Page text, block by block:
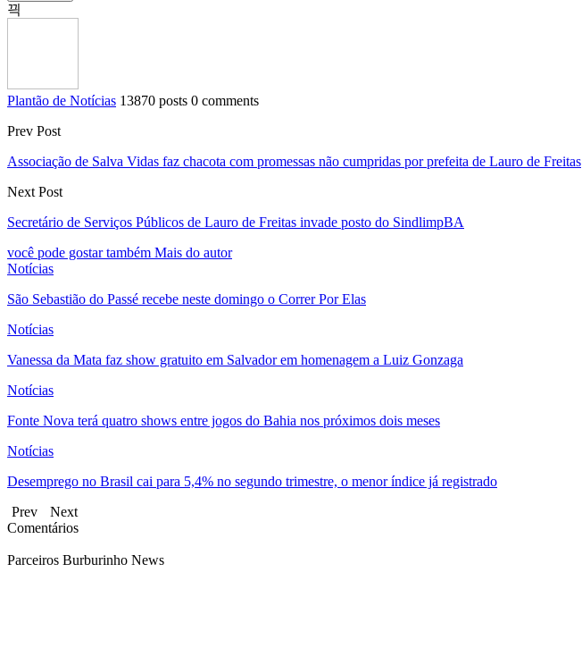
Plantão de Notícias 13870 posts 0 comments
Prev Post
Associação de Salva Vidas faz chacota com promessas não cumpridas por prefeita de Lauro de Freitas
Next Post
Secretário de Serviços Públicos de Lauro de Freitas invade posto do SindlimpBA
você pode gostar também Mais do autor
Notícias
São Sebastião do Passé recebe neste domingo o Correr Por Elas
Notícias
Vanessa da Mata faz show gratuito em Salvador em homenagem a Luiz Gonzaga
Notícias
Fonte Nova terá quatro shows entre jogos do Bahia nos próximos dois meses
Notícias
Desemprego no Brasil cai para 5,4% no segundo trimestre, o menor índice já registrado
Prev
Next
Comentários
Parceiros Burburinho News